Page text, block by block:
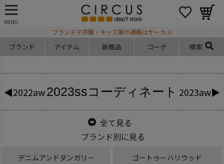
MENU
ブランド子供服・キッズ服の通販はサーカス
ブランド アイテム 新商品 コーデ 検索
◀2022aw2023ssコーディネート 2023aw▶
全て見る
ブランド別に見る
デニムアンドダンガリー ゴートゥーハリウッド